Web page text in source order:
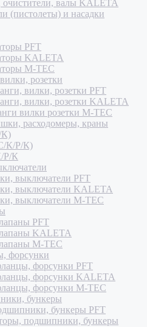
очистители, валы KALETA
(пистолеты) и насадки
PFT
KALETA
M-TEC
розетки
вилки, розетки PFT
вилки, розетки KALETA
вилки розетки M-TEC
расходомеры, краны
К)
К/Р/К)
Р/К
выключатели PFT
выключатели KALETA
выключатели M-TEC
PFT
KALETA
M-TEC
форсунки
форсунки PFT
форсунки KALETA
форсунки M-TEC
бункеры
бункеры PFT
подшипники, бункеры